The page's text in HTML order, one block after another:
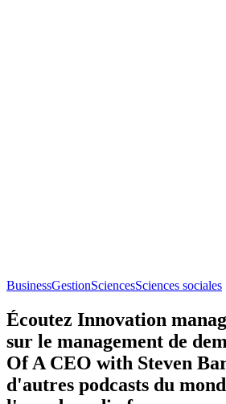
BusinessGestionSciencesSciences sociales
Écoutez Innovation
sur le management de
Of A CEO with Steven
d'autres podcasts du